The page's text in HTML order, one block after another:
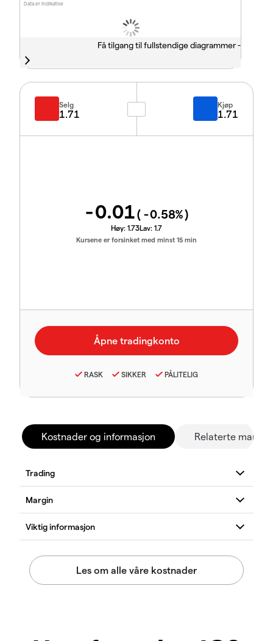
Data er indikative
Få tilgang til fullstendige diagrammer -
Selg
1.71
Kjøp
1.71
-0.01( -0.58%)
Høy: 1.73Lav: 1.7
Kursene er forsinket med minst 15 min
RASK SIKKER PÅLITELIG
Kostnader og informasjon Relaterte